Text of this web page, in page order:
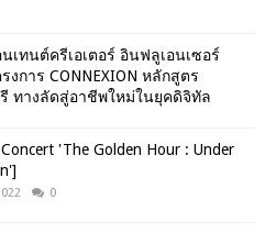
เทนต์ครีเอเตอร์ อินฟลูเอนเซอร์
การ CONNEXION หลักสูตร
ทางลัดสู่อาชีพใหม่ในยุคดิจิทัล
'The Golden Hour : Under
0